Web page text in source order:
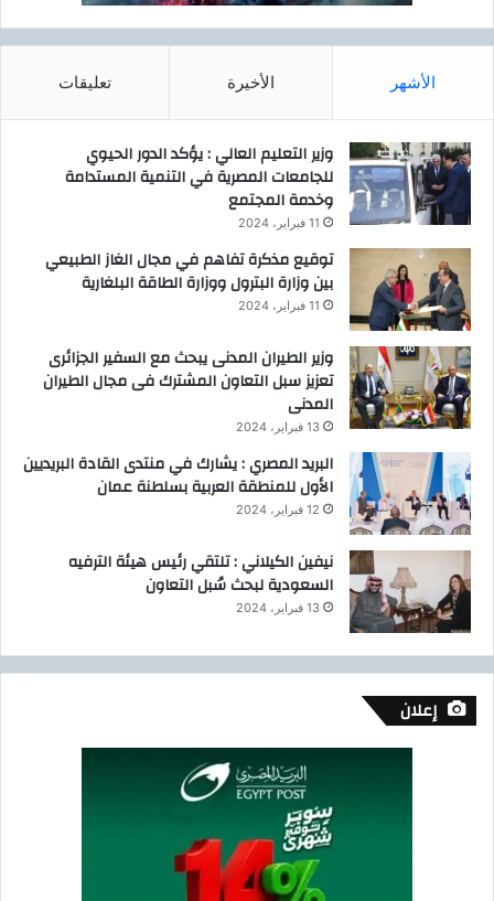
الأشهر الأخيرة تعليقات
وزير التعليم العالي : يؤكد الدور الحيوي
للجامعات المصرية في التنمية المستدامة
وخدمة المجتمع
11 فبراير، 2024
توقيع مذكرة تفاهم في مجال الغاز الطبيعي
بين وزارة البترول ووزارة الطاقة البلغارية
11 فبراير، 2024
وزير الطيران المدنى يبحث مع السفير الجزائرى
تعزيز سبل التعاون المشترك فى مجال الطيران
المدنى
13 فبراير، 2024
البريد المصري : يشارك في منتدى القادة البريديين
الأول للمنطقة العربية بسلطنة عمان
12 فبراير، 2024
نيفين الكيلاني : تلتقي رئيس هيئة الترفيه
السعودية لبحث سُبل التعاون
13 فبراير، 2024
إعلان